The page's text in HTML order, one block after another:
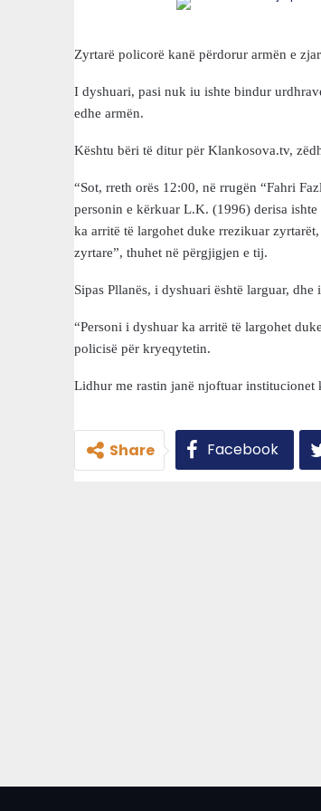
Zyrtarë policorë kanë përdorur armën e
I dyshuari, pasi nuk iu ishte bindur
edhe armën.
Kështu bëri të ditur për Klankosova.tv,
“Sot, rreth orës 12:00, në rrugën “Fahri
personin e kërkuar L.K. (1996) derisa
ka arritë të largohet duke rrezikuar
zyrtare”, thuhet në përgjigjen e tij.
Sipas Pllanës, i dyshuari është larguar,
“Personi i dyshuar ka arritë të largohet
policisë për kryeqytetin.
Lidhur me rastin janë njoftuar institucionet
Share Facebook